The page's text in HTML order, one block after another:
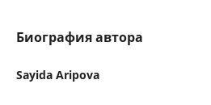
Биография автора
Sayida Aripova